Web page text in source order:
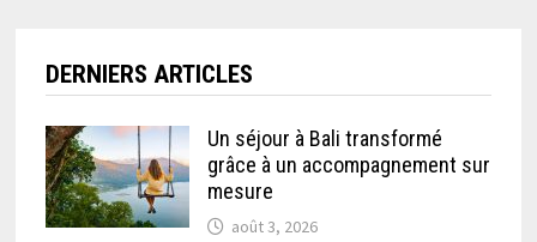
DERNIERS ARTICLES
Un séjour à Bali transformé
grâce à un accompagnement sur
mesure
août 3, 2026